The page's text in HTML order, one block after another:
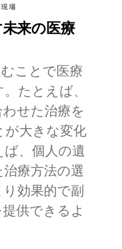
場
来の医療
ことで医療
たとえば、
せた治療を
大きな変化
、個人の遺
療方法の選
効果的で副
供できるよ